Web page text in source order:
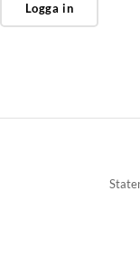
Logga in